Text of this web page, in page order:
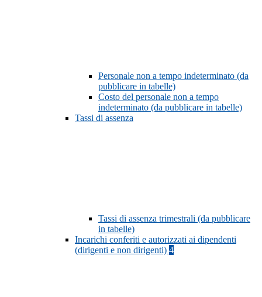
Personale non a tempo indeterminato (da
pubblicare in tabelle)
Costo del personale non a tempo
indeterminato (da pubblicare in tabelle)
Tassi di assenza
Tassi di assenza trimestrali (da pubblicare
in tabelle)
Incarichi conferiti e autorizzati ai dipendenti
(dirigenti e non dirigenti) 4